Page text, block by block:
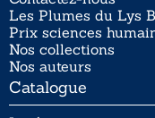
Les Plumes du Lys
Prix sciences
Nos collections
Nos auteurs
Catalogue